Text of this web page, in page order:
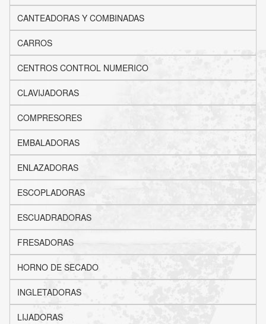
CANTEADORAS Y COMBINADAS
CARROS
CENTROS CONTROL NUMERICO
CLAVIJADORAS
COMPRESORES
EMBALADORAS
ENLAZADORAS
ESCOPLADORAS
ESCUADRADORAS
FRESADORAS
HORNO DE SECADO
INGLETADORAS
LIJADORAS